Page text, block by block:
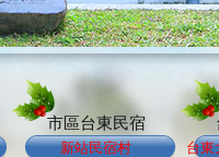
市區台東民宿
新站民宿村 台東